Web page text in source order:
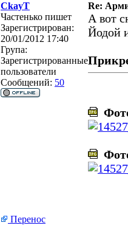
CkayT
Re:
Частенько пишет
Зарегистрирован:
20/01/2012 17:40
Група:
Зарегистрированные
пользователи
Сообщений: 50
А вот
Йодой
Перенос